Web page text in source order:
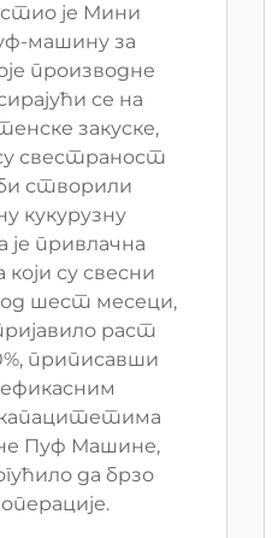
је Мини
машину за
производне
се на
закуске,
свестраност
створили
кукурузну
је привлачна
су свесни
од шест месеци,
раст
приписавши
ефикасним
Пуф Машине,
да брзо